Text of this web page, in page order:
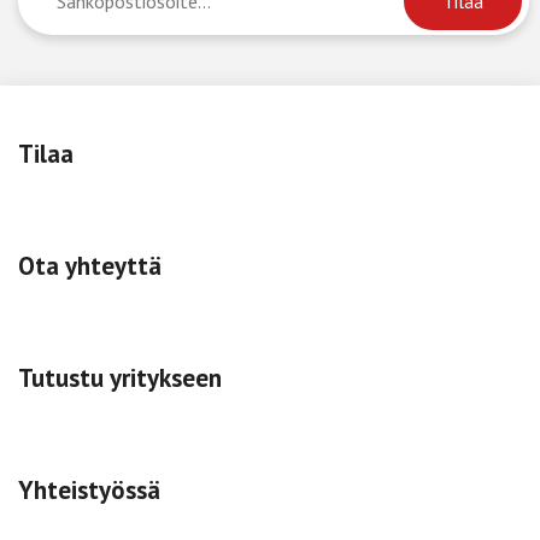
Tilaa
Ota yhteyttä
Tutustu yritykseen
Yhteistyössä